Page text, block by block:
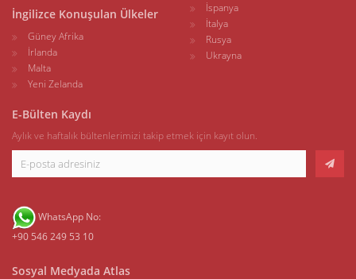
İngilizce Konuşulan Ülkeler
Güney Afrika
İrlanda
Malta
Yeni Zelanda
İspanya
İtalya
Rusya
Ukrayna
E-Bülten Kaydı
Aylık ve haftalık bültenlerimizi takip etmek için kayıt olun.
WhatsApp No:
+90 546 249 53 10
Sosyal Medyada Atlas